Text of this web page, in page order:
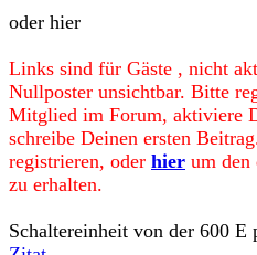
oder hier
Links sind für Gäste , nicht
Nullposter unsichtbar. Bitte
Mitglied im Forum, aktiviere
schreibe Deinen ersten
registrieren, oder hier um den
zu erhalten.
Schaltereinheit von der 600 E